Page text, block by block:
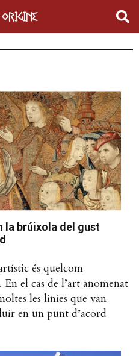
la brúixola del gust
és quelcom
el cas de l’art anomenat
les línies que van
en un punt d’acord